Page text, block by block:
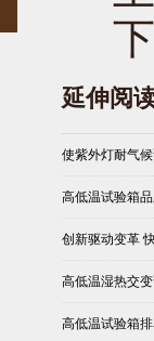
延伸阅
使紫外灯耐气
高低温试验箱
创新驱动变革
高低温湿热交
高低温试验箱